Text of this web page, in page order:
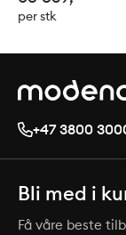
per stk
+47 3800
Bli med i
Få våre beste